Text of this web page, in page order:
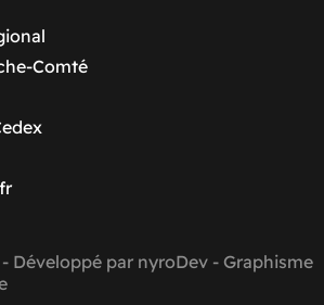
Comté
Développé par nyroDev - Graphisme